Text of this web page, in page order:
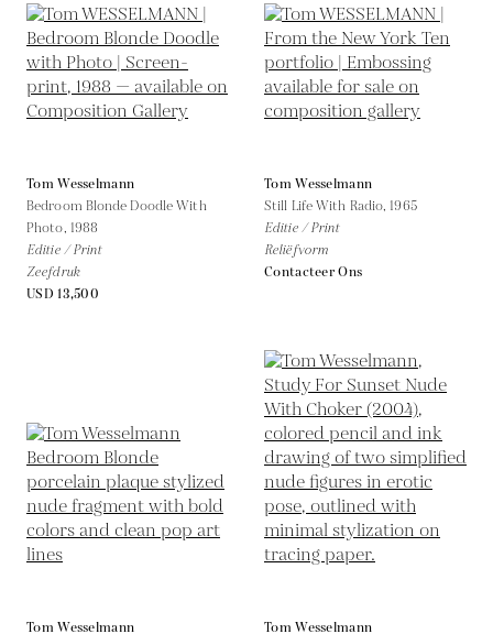
Tom Wesselmann
Bedroom Blonde Doodle With
Photo, 1988
Editie / Print
Zeefdruk
USD 13,500
Tom Wesselmann
Still Life With Radio,1965
Editie / Print
Reliëfvorm
Contacteer Ons
Tom Wesselmann
Tom Wesselmann